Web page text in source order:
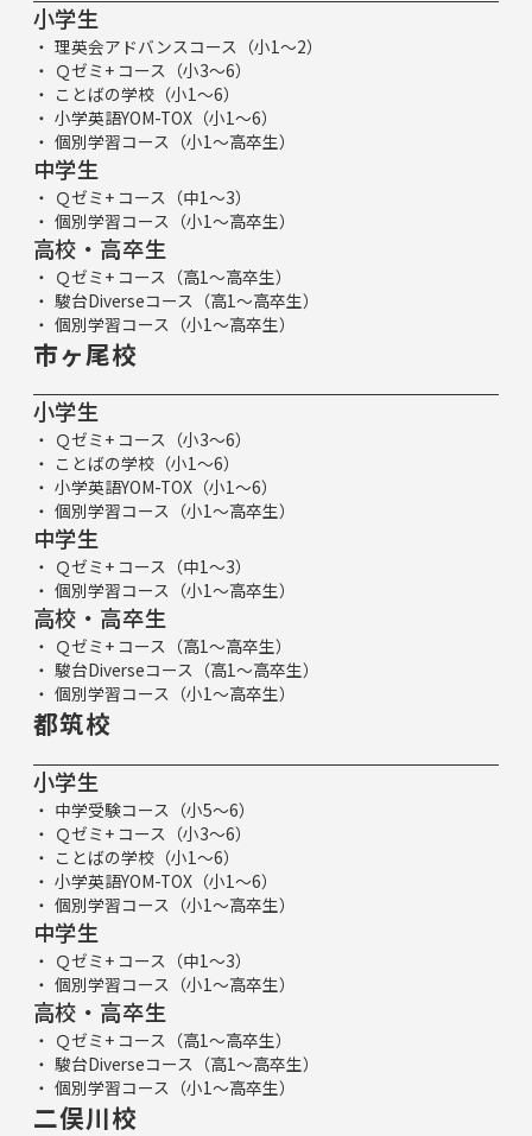
小学生
理英会アドバンスコース（小1～2）
Ｑゼミ+ コース（小3～6）
ことばの学校（小1～6）
小学英語YOM-TOX（小1～6）
個別学習コース（小1～高卒生）
中学生
Ｑゼミ+ コース（中1～3）
個別学習コース（小1～高卒生）
高校・高卒生
Ｑゼミ+ コース（高1～高卒生）
駿台Diverseコース（高1～高卒生）
個別学習コース（小1～高卒生）
市ヶ尾校
小学生
Ｑゼミ+ コース（小3～6）
ことばの学校（小1～6）
小学英語YOM-TOX（小1～6）
個別学習コース（小1～高卒生）
中学生
Ｑゼミ+ コース（中1～3）
個別学習コース（小1～高卒生）
高校・高卒生
Ｑゼミ+ コース（高1～高卒生）
駿台Diverseコース（高1～高卒生）
個別学習コース（小1～高卒生）
都筑校
小学生
中学受験コース（小5～6）
Ｑゼミ+ コース（小3～6）
ことばの学校（小1～6）
小学英語YOM-TOX（小1～6）
個別学習コース（小1～高卒生）
中学生
Ｑゼミ+ コース（中1～3）
個別学習コース（小1～高卒生）
高校・高卒生
Ｑゼミ+ コース（高1～高卒生）
駿台Diverseコース（高1～高卒生）
個別学習コース（小1～高卒生）
二俣川校